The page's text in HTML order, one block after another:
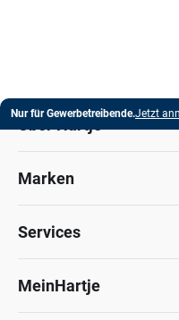
Nur für Gewerbetreibende.Jetzt
Marken
Services
MeinHartje